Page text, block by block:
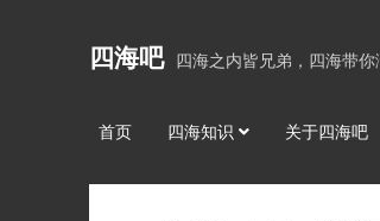
四海吧 四海之内皆兄弟，四海带你
首页 四海知识 关于四海吧